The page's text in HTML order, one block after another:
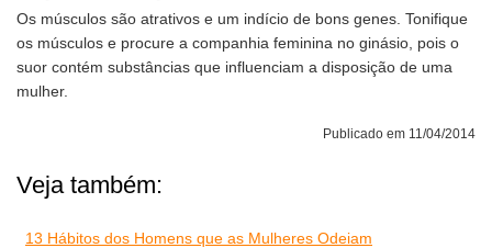
Os músculos são atrativos e um indício de bons genes. Tonifique
os músculos e procure a companhia feminina no ginásio, pois o
suor contém substâncias que influenciam a disposição de uma
mulher.
Publicado em 11/04/2014
Veja também:
13 Hábitos dos Homens que as Mulheres Odeiam